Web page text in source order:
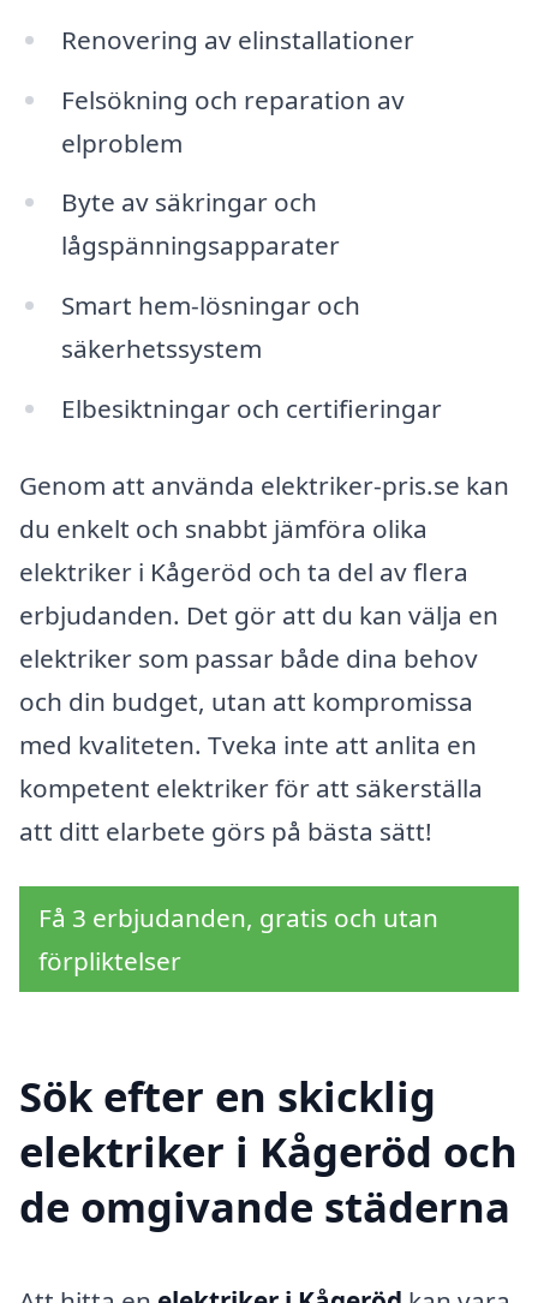
Renovering av elinstallationer
Felsökning och reparation av
elproblem
Byte av säkringar och
lågspänningsapparater
Smart hem-lösningar och
säkerhetssystem
Elbesiktningar och certifieringar
Genom att använda elektriker-pris.se kan
du enkelt och snabbt jämföra olika
elektriker i Kågeröd och ta del av flera
erbjudanden. Det gör att du kan välja en
elektriker som passar både dina behov
och din budget, utan att kompromissa
med kvaliteten. Tveka inte att anlita en
kompetent elektriker för att säkerställa
att ditt elarbete görs på bästa sätt!
Få 3 erbjudanden, gratis och utan
förpliktelser
Sök efter en skicklig
elektriker i Kågeröd och
de omgivande städerna